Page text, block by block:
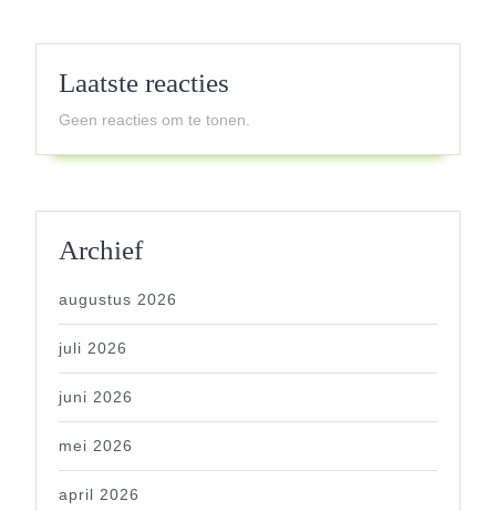
Laatste reacties
Geen reacties om te tonen.
Archief
augustus 2026
juli 2026
juni 2026
mei 2026
april 2026